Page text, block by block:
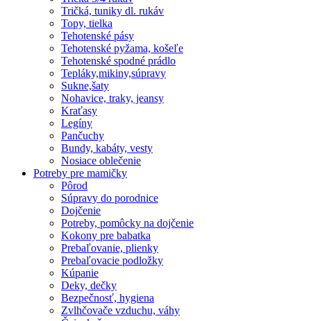
Tričká, tuniky dl. rukáv
Topy, tielka
Tehotenské pásy
Tehotenské pyžama, košeľe
Tehotenské spodné prádlo
Tepláky,mikiny,súpravy
Sukne,šaty
Nohavice, traky, jeansy
Kraťasy
Legíny
Pančuchy
Bundy, kabáty, vesty
Nosiace oblečenie
Potreby pre mamičky
Pôrod
Súpravy do porodnice
Dojčenie
Potreby, pomôcky na dojčenie
Kokony pre babatka
Prebaľovanie, plienky
Prebaľovacie podložky
Kúpanie
Deky, dečky
Bezpečnosť, hygiena
Zvlhčovače vzduchu, váhy